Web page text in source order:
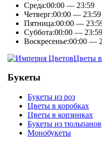
Среда:00:00 — 23:59
Четверг:00:00 — 23:59
Пятница:00:00 —
Суббота:00:00 — 23:59
Воскресенье:00:00 —
Цветы
Букеты
Букеты из роз
Цветы в коробках
Цветы в корзинках
Букеты из тюльпанов
Монобукеты